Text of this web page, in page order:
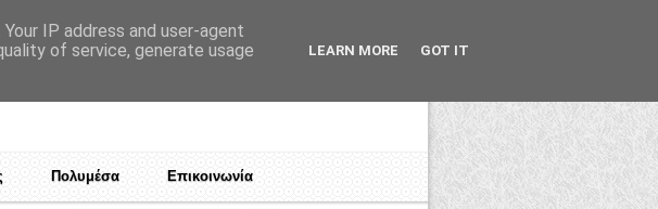
Πολυμέσα Επικοινωνία
IP address and user-agent
of service, generate usage
LEARN MORE GOT IT